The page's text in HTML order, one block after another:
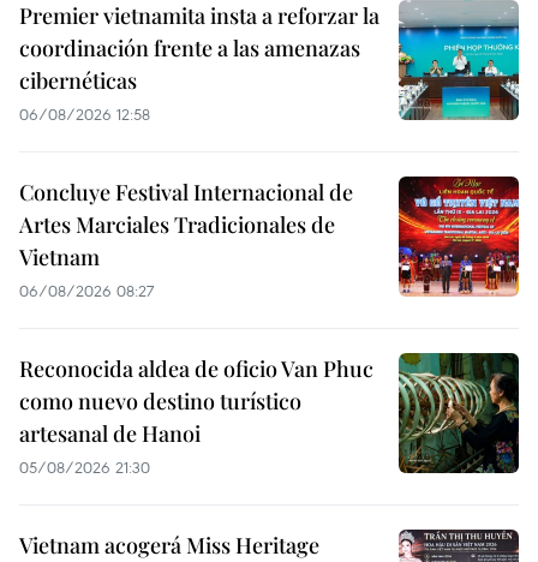
Premier vietnamita insta a reforzar la
coordinación frente a las amenazas
cibernéticas
06/08/2026 12:58
Concluye Festival Internacional de
Artes Marciales Tradicionales de
Vietnam
06/08/2026 08:27
Reconocida aldea de oficio Van Phuc
como nuevo destino turístico
artesanal de Hanoi
05/08/2026 21:30
Vietnam acogerá Miss Heritage